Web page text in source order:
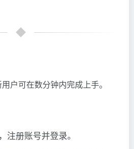
户可在数分钟内完成上手。
，注册账号并登录。